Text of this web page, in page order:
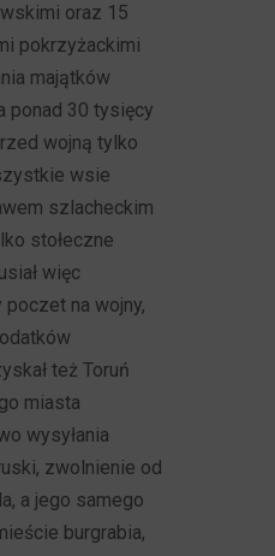
oraz 15
pokrzyżackimi
majątków
ponad 30 tysięcy
wojną tylko
wsie
szlacheckim
stołeczne
więc
na wojny,
też Toruń
miasta
wysyłania
zwolnienie od
a jego samego
burgrabia,